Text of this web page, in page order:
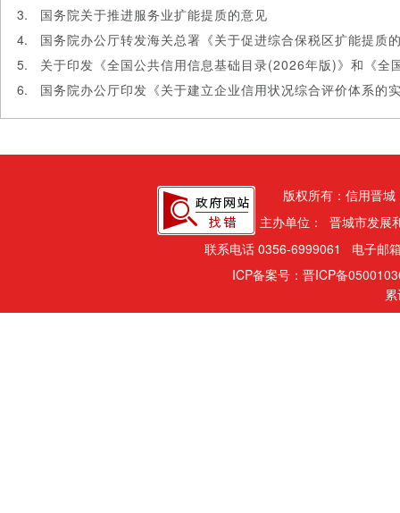
国务院关于推进服务业扩能提质的意见
国务院办公厅转发海关总署《关于促进综合保税区扩能提质
国务院办公厅印发《关于建立企业信用状况综合评价体系的
版权所有：信用晋
主办单位： 晋城市发展
联系电话 0356-6999061 电子邮
ICP备案号：晋ICP备